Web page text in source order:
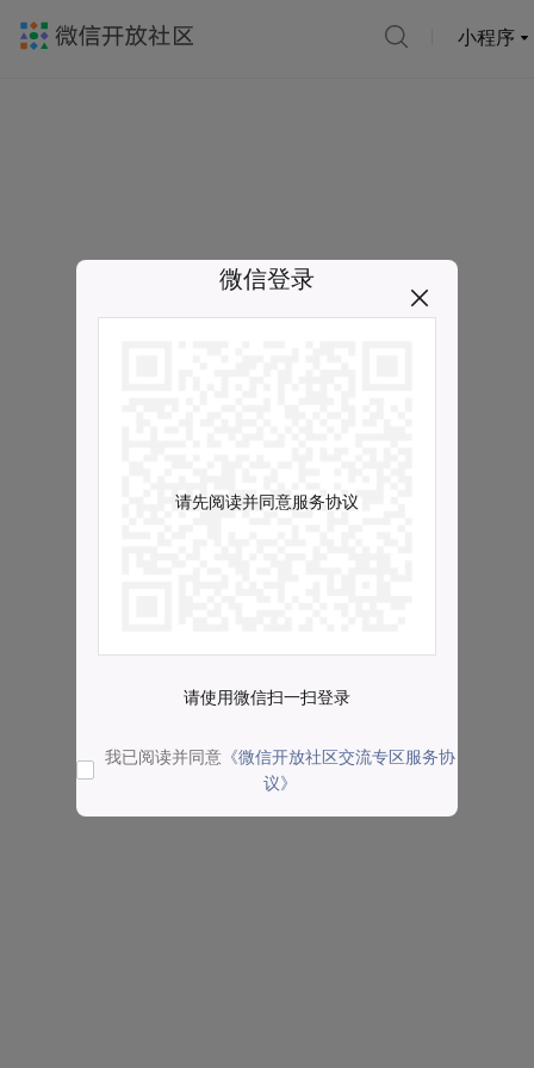
小程序
微信登录
请先阅读并同意服务协议
请使用微信扫一扫登录
我已阅读并同意 《微信开放社区交流专区服务协
议》